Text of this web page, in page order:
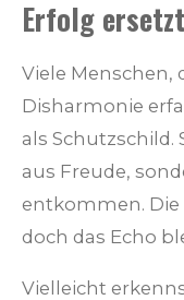
Erfolg
Viele Menschen,
Disharmonie
als Schutzschild.
aus Freude,
entkommen. Die
doch das Echo
Vielleicht